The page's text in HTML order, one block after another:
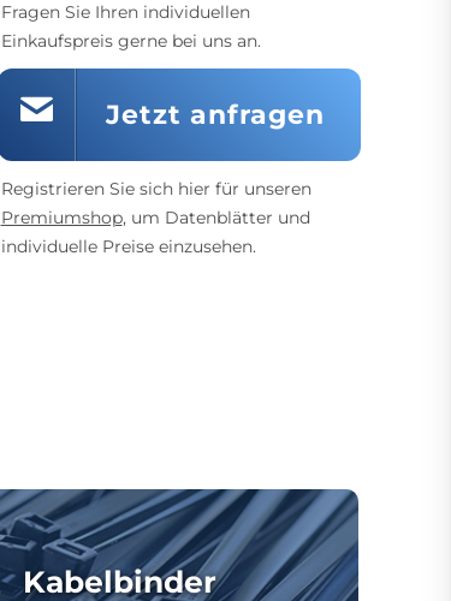
Fragen Sie Ihren individuellen
Einkaufspreis gerne bei uns an.
Jetzt anfragen
Registrieren Sie sich hier für unseren
Premiumshop, um Datenblätter und
individuelle Preise einzusehen.
Kabelbinder